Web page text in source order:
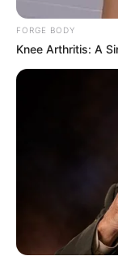
FORGE BODY
Knee Arthritis: A